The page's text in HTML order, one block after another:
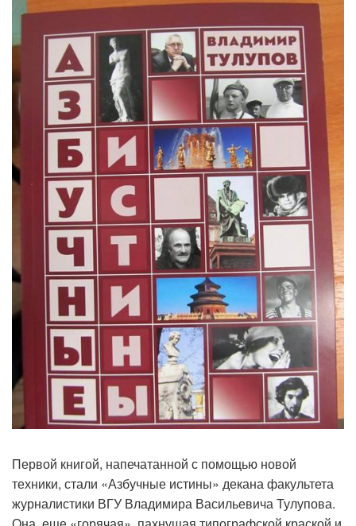
Первой книгой, напечатанной с помощью новой
техники, стали «Азбучные истины» декана факультета
журналистики ВГУ Владимира Васильевича Тулупова.